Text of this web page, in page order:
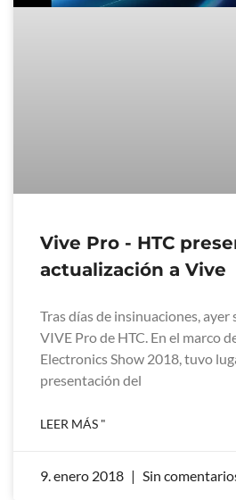
Vive Pro - HTC
actualización a Vive
Tras días de insinuaciones, ayer
VIVE Pro de HTC. En el marco
Electronics Show 2018, tuvo
presentación del
LEER MÁS "
9. enero 2018 Sin